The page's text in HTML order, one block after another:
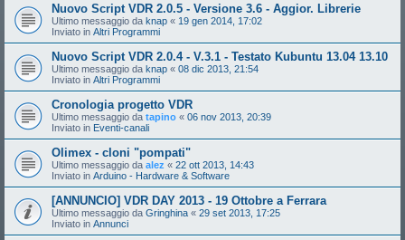
Nuovo Script VDR 2.0.5 - Versione 3.6 - Aggior. Librerie
Ultimo messaggio da knap « 19 gen 2014, 17:02
Inviato in Altri Programmi
Nuovo Script VDR 2.0.4 - V.3.1 - Testato Kubuntu 13.04 13.10
Ultimo messaggio da knap « 08 dic 2013, 21:54
Inviato in Altri Programmi
Cronologia progetto VDR
Ultimo messaggio da tapino « 06 nov 2013, 20:39
Inviato in Eventi-canali
Olimex - cloni "pompati"
Ultimo messaggio da alez « 22 ott 2013, 14:43
Inviato in Arduino - Hardware & Software
[ANNUNCIO] VDR DAY 2013 - 19 Ottobre a Ferrara
Ultimo messaggio da Gringhina « 29 set 2013, 17:25
Inviato in Annunci